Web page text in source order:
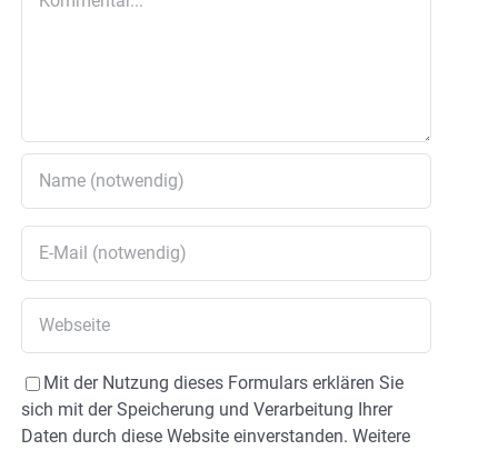
Mit der Nutzung dieses Formulars erklären Sie
sich mit der Speicherung und Verarbeitung Ihrer
Daten durch diese Website einverstanden. Weitere